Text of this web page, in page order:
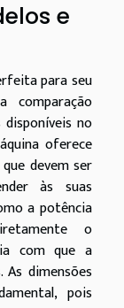
e
para seu
comparação
no
oferece
devem ser
às suas
a potência
o
com que a
dimensões
pois